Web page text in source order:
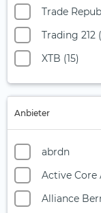
Derivate
Digitale
Digitale
Digitales
E-
E-
E-
E-Sport
STOXX
Trade
Trading 212
XTB (15)
Anbieter
abrdn
Active Core
Alliance